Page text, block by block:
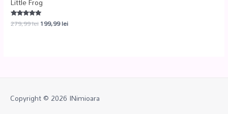
Evaluat la
5.00
279,99lei199,99lei
Copyright © 2026 INimioara